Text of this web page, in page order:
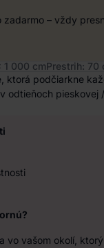
zadarmo – vždy
1 000 cmPrestrih: 70
ktorá podčiarkne
odtieňoch pieskovej
vo vašom okolí,